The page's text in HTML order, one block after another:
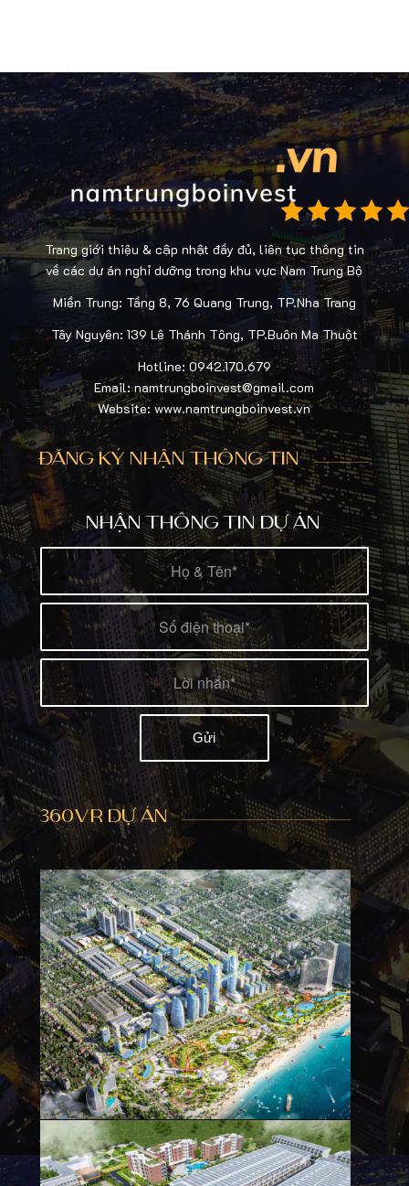
Trang giới thiệu & cập nhật đầy đủ, liên tục thông tin
về các dự án nghỉ dưỡng trong khu vực Nam Trung Bộ
Miền Trung: Tầng 8, 76 Quang Trung, TP.Nha Trang
Tây Nguyên: 139 Lê Thánh Tông, TP.Buôn Ma Thuột
Hotline: 0942.170.679
Email: namtrungboinvest@gmail.com
Website: www.namtrungboinvest.vn
ĐĂNG KÝ NHẬN THÔNG TIN
NHẬN THÔNG TIN DỰ ÁN
360VR DỰ ÁN